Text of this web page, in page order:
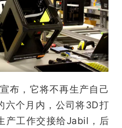
布，它将不再生产自己
六个月内，公司将3D打
产工作交接给Jabil，后